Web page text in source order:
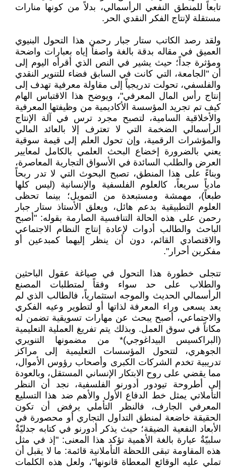
تابعاً للمنطق النفعي الرأسمالي، بدلاً من كونها منارات
مستقلة لإنتاج الفكر النقدي الحر.
ولقد رصد الكاتب ستار جبار رحمن هذا التحول البنيوي
العميق في مقاله بدقة بالغة واصفاً إياه بعبارات واضحة
ومؤثرة جداً؛ حيث يشير في النص الذي أقرأه اليوم إلى
أن "الجامعة، التي كانت في السابق فضاء للتنوير النقدي
والفلسفي، تحولت تدريجياً إلى مقاولة معرفية تهدف إلى
إنتاج رأس المال المعرفي"، ويوضح هذا الاقتباس الهام
كيف تم تجريد المؤسسة الأكاديمية من وظيفتها المعرفية
والأخلاقية السامية، لتصبح مجرد ترس في آلة الإنتاج
الرأسمالي الضخمة التي لا تعترف إلا بالعائد المالي
والمؤشرات الرقمية، وإن تحول العلم إلى قيمة سوقية
يعني بالضرورة إخضاع البحث العلمي بالكامل لمعايير
العرض والطلب السائدة في الأسواق التجارية المعاصرة،
وبناءً على هذا المنطق، تصبح البحوث التي لا تدر ربحاً
مادياً سريعاً، كالعلوم الفلسفية والإنسانية (ليس كلها
طبعاً)، مهمشة ومستبعدة من التمويل؛ بينما تحظى
العلوم التطبيقية بدعم هائل، ويعلق الأستاذ ستار جبار
رحمن على هذه الحالة التنافسية الصارمة بقوله: "أصبح
الباحث والطالب أدوات لإعادة إنتاج النظام الاجتماعي
والاقتصادي القائم، دون أن ينظر إليهما كمبدعين أو
مفكرين أحرار".
تتجلى خطورة هذا التحول في صياغة عقول الباحثين
والطلاب على حد سواء وفقاً لمتطلبات المصنع
الرأسمالي الحديث والموجه استثمارياً، فالطالب الذي لم
يعد يسعى وراء المعرفة لذاتها أو لتطوير وعيه الفكري
والاجتماعي، أصبح يبحث عن مهارات تسويقية تضمن له
مكاناً في سوق العمل. وبذلك يتم تفريغ العملية التعليمية
(البراكسيس البيداغوجي)* من مضمونها التنويري
الجوهري، لتتحول المؤسسات التعليمية إلى مراكز
تدريبية تخدم الشركات الكبرى وأصحاب رؤوس الأموال،
مما يقضي على روح الابتكار الإنساني المستقل، وبالعودة
إلى أطروحة تيودور أدورنو الفلسفية، نجد أن النظر
التأملاتي يمثل خط الدفاع الأول والأهم ضد هذا التسليع
المعرفي الجارف، فالنظر التأملي يرفض أن تكون
الحقيقة خاضعة لمنطق التداول التجاري أو محصورة في
الأبعاد النفعية الضيقة؛ حيث يذكر أدورنو في كتابه جدليّةٌ
سلبيّةٌ عبارة بالغة الأهمية تؤكد هذا المعنى: "إذ في مثل
هذه المقاومة تبقى اللحظة التأملانية قائمة: ما لا يقبل أن
تملي عليه الوقائع المعطاة قانونها"، ولعل هذه الكلمات